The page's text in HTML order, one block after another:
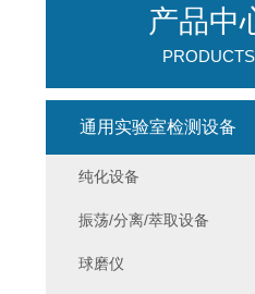
产品中
PRODUCTS
通用实验室检测设备
纯化设备
振荡/分离/萃取设备
球磨仪